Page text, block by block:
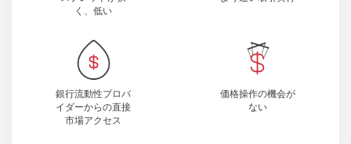
く、低い
銀行流動性プロバ
イダーからの直接
市場アクセス
価格操作の機会が
ない